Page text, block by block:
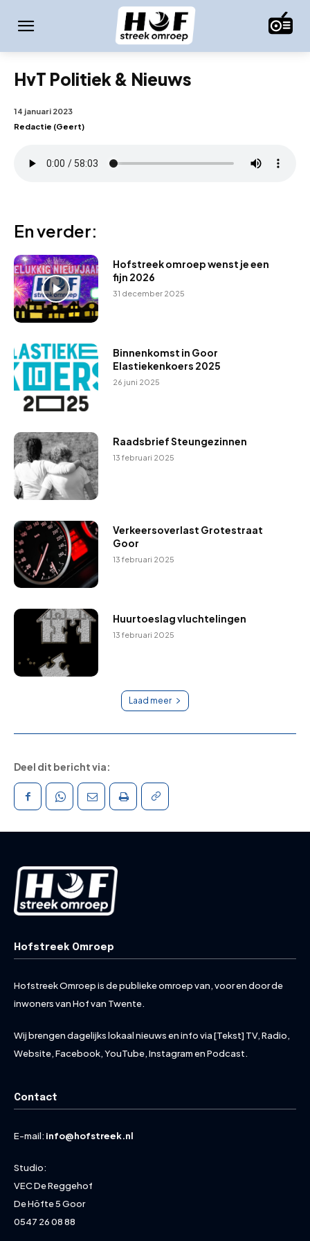
HvT Politiek & Nieuws
14 januari 2023
Redactie (Geert)
En verder:
Hofstreek omroep wenst je een
fijn 2026
31 december 2025
Binnenkomst in Goor
Elastiekenkoers 2025
26 juni 2025
Raadsbrief Steungezinnen
13 februari 2025
Verkeersoverlast Grotestraat
Goor
13 februari 2025
Huurtoeslag vluchtelingen
13 februari 2025
Laad meer
Deel dit bericht via:
Hofstreek Omroep
Hofstreek Omroep is de publieke omroep van, voor en door de
inwoners van Hof van Twente.
Wij brengen dagelijks lokaal nieuws en info via [Tekst] TV, Radio,
Website, Facebook, YouTube, Instagram en Podcast.
Contact
E-mail: info@hofstreek.nl
Studio:
VEC De Reggehof
De Höfte 5 Goor
0547 26 08 88